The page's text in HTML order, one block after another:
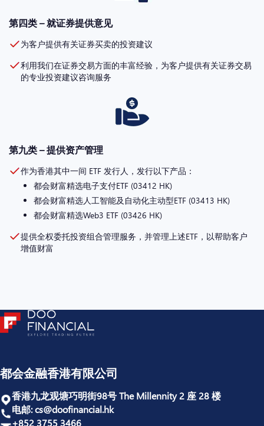
第四类 – 就证券提供意见
为客户提供有关证券买卖的投资建议
利用我们在证券交易方面的丰富经验，为客户提供有关证券交易
的专业投资建议咨询服务
第九类 – 提供资产管理
作为香港其中一间 ETF 发行人，发行以下产品：
都会财富精选电子支付ETF (03412 HK)
都会财富精选人工智能及自动化主动型ETF (03413 HK)
都会财富精选Web3 ETF (03426 HK)
提供全权委托投资组合管理服务，并管理上述ETF，以帮助客户
增值财富
都会金融香港有限公司
香港九龙观塘巧明街98号 The Millennity 2 座 28 楼
电邮:cs@doofinancial.hk
+852 3755 3466